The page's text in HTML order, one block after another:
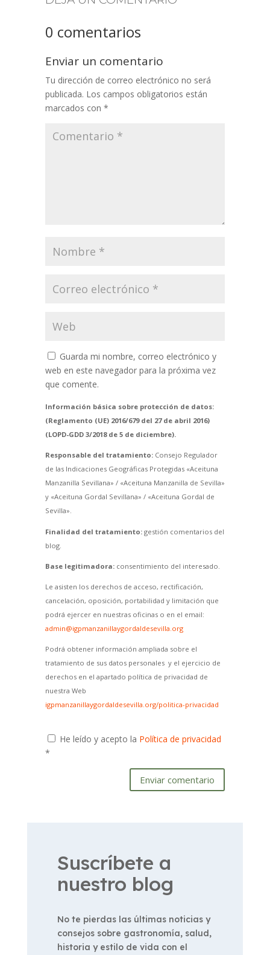
0 comentarios
Enviar un comentario
Tu dirección de correo electrónico no será
publicada. Los campos obligatorios están
marcados con *
Guarda mi nombre, correo electrónico y
web en este navegador para la próxima vez
que comente.
Información básica sobre protección de datos:
(Reglamento (UE) 2016/679 del 27 de abril 2016)
(LOPD-GDD 3/2018 de 5 de diciembre).
Responsable del tratamiento:Consejo Regulador
de las Indicaciones Geográficas Protegidas «Aceituna
Manzanilla Sevillana» / «Aceituna Manzanilla de Sevilla»
y «Aceituna Gordal Sevillana» / «Aceituna Gordal de
Sevilla».
Finalidad del tratamiento:gestión comentarios del
blog.
Base legitimadora:consentimiento del interesado.
Le asisten los derechos de acceso, rectificación,
cancelación, oposición, portabilidad y limitación que
podrá ejercer en nuestras oficinas o en el email:
admin@igpmanzanillaygordaldesevilla.org
Podrá obtener información ampliada sobre el
tratamiento de sus datos personales y el ejercicio de
derechos en el apartado política de privacidad de
nuestra Web
igpmanzanillaygordaldesevilla.org/politica-privacidad
He leído y acepto la Política de privacidad
*
Enviar comentario
Suscríbete a
nuestro blog
No te pierdas las últimas noticias y
consejos sobre gastronomía, salud,
historia y estilo de vida con el